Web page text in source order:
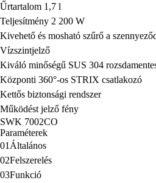
Űrtartalom 1,7 l
Teljesítmény 2 200 W
Kivehető és mosható szűrő a
Vízszintjelző
Kiváló minőségű SUS 304
Központi 360°-os STRIX csatlakozó
Kettős biztonsági rendszer
Működést jelző fény
SWK 7002CO
Paraméterek
01 Általános
02Felszerelés
03Funkció